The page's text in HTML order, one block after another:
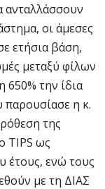
ανταλλάσσουν
οι άμεσες
ετήσια βάση,
μεταξύ φίλων
650% την ίδια
παρουσίασε η κ.
της
TIPS ως
έτους, ενώ τους
με τη ΔΙΑΣ